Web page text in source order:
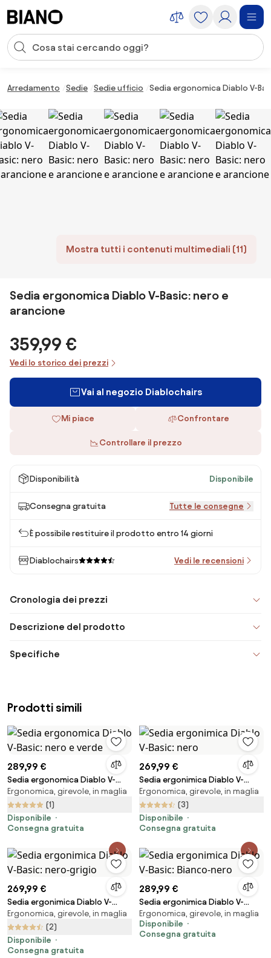
Input della ricerca
Arredamento Sedie Sedie ufficio Sedia ergonomica Diablo V-
Mostra tutti i contenuti multimediali (11)
Sedia ergonomica Diablo V-Basic: nero e
arancione
359,99 €
Vedi lo storico dei prezzi
Vai al negozio Diablochairs
Mi piace Confrontare
Controllare il prezzo
Disponibilità Disponibile
Consegna gratuita Tutte le consegne
È possibile restituire il prodotto entro 14 giorni
Diablochairs Vedi le recensioni
Cronologia dei prezzi
Descrizione del prodotto
Specifiche
Prodotti simili
289,99 €
Sedia ergonomica Diablo V-
Basic: nero e verde
Ergonomica, girevole, in maglia
(1)
Disponibile
Consegna gratuita
269,99 €
Sedia ergonimica Diablo V-
Basic: nero
Ergonomica, girevole, in maglia
(3)
Disponibile
Consegna gratuita
269,99 €
Sedia ergonimica Diablo V-
Basic: nero-grigio
Ergonomica, girevole, in maglia
(2)
Disponibile
Consegna gratuita
289,99 €
Sedia ergonimica Diablo V-
Basic: Bianco-nero
Ergonomica, girevole, in maglia
Disponibile
Consegna gratuita